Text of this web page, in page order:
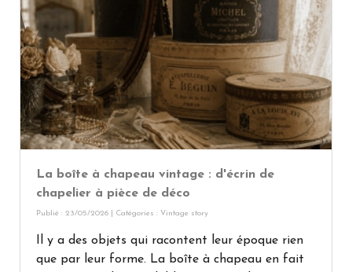
La boîte à chapeau vintage : d'écrin de
chapelier à pièce de déco
Publié : 23/05/2026 | Catégories : Vintage story
Il y a des objets qui racontent leur époque rien
que par leur forme. La boîte à chapeau en fait